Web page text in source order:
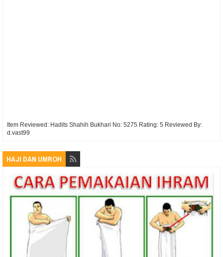
Item Reviewed: Hadits Shahih Bukhari No: 5275 Rating: 5 Reviewed By:
d.vast99
HAJI DAN UMROH